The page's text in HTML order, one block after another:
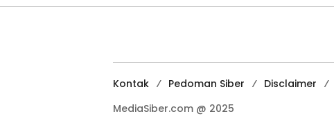
Kontak Pedoman Siber Disclaimer
MediaSiber.com @ 2025